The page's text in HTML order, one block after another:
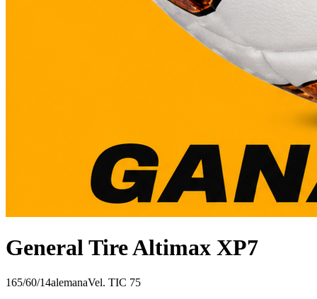
General Tire Altimax XP7
165/60/14alemanaVel. TIC 75